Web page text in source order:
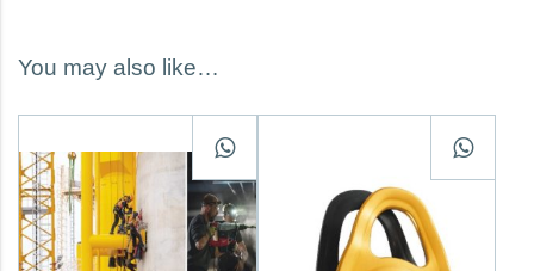
You may also like…